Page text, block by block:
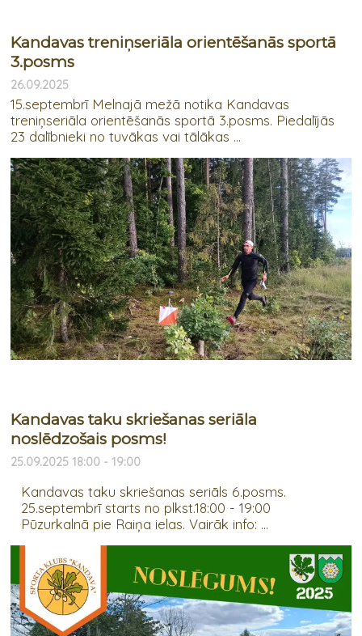
Kandavas treniņseriāla orientēšanās sportā
3.posms
26.09.2025
15.septembrī Melnajā mežā notika Kandavas
treniņseriāla orientēšanās sportā 3.posms. Piedalījās
23 dalībnieki no tuvākas vai tālākas ...
Kandavas taku skriešanas seriāla
noslēdzošais posms!
25.09.2025 18:00 - 19:00
Kandavas taku skriešanas seriāls 6.posms.
25.septembrī starts no plkst.18:00 - 19:00
Pūzurkalnā pie Raiņa ielas. Vairāk info: ...